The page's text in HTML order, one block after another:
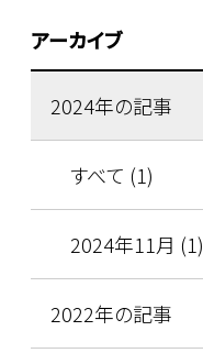
アーカイブ
2024年の記事
すべて (1)
2024年11月 (1)
2022年の記事